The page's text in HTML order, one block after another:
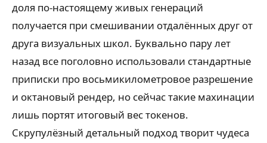
доля по-настоящему живых генераций
получается при смешивании отдалённых друг от
друга визуальных школ. Буквально пару лет
назад все поголовно использовали стандартные
приписки про восьмикилометровое разрешение
и октановый рендер, но сейчас такие махинации
лишь портят итоговый вес токенов.
Скрупулёзный детальный подход творит чудеса